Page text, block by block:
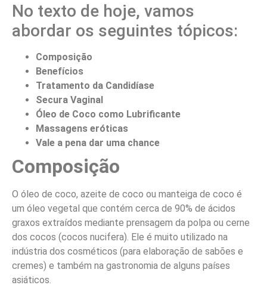
No texto de hoje, vamos
abordar os seguintes tópicos:
Composição
Benefícios
Tratamento da Candidíase
Secura Vaginal
Óleo de Coco como Lubrificante
Massagens eróticas
Vale a pena dar uma chance
Composição
O óleo de coco, azeite de coco ou manteiga de coco é
um óleo vegetal que contém cerca de 90% de ácidos
graxos extraídos mediante prensagem da polpa ou cerne
dos cocos (cocos nucifera). Ele é muito utilizado na
indústria dos cosméticos (para elaboração de sabões e
cremes) e também na gastronomia de alguns países
asiáticos.